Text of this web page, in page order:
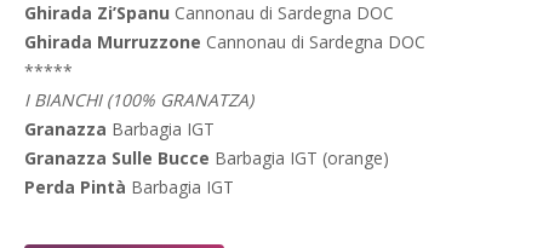
Ghirada Zi’Spanu Cannonau di Sardegna DOC
Ghirada Murruzzone Cannonau di Sardegna DOC
*****
I BIANCHI (100% GRANATZA)
Granazza Barbagia IGT
Granazza Sulle Bucce Barbagia IGT (orange)
Perda Pintà Barbagia IGT